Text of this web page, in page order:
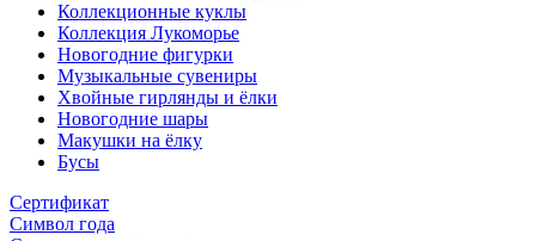
Коллекционные куклы
Коллекция Лукоморье
Новогодние фигурки
Музыкальные сувениры
Хвойные гирлянды и ёлки
Новогодние шары
Макушки на ёлку
Бусы
Сертификат
Символ года